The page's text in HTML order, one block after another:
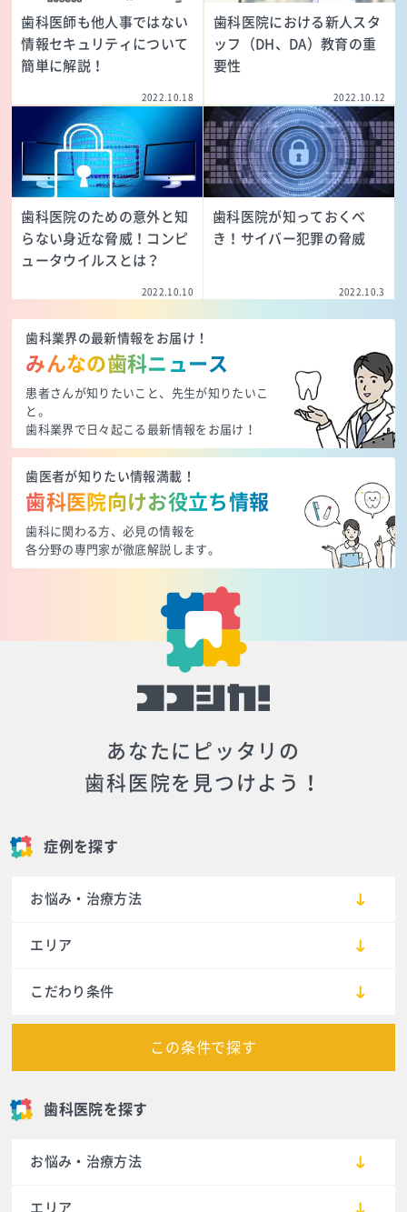
歯科医師も他人事ではない
情報セキュリティについて
簡単に解説！
2022.10.18
歯科医院における新人スタ
ッフ（DH、DA）教育の重
要性
2022.10.12
歯科医院のための意外と知
らない身近な脅威！コンピ
ュータウイルスとは？
2022.10.10
歯科医院が知っておくべ
き！サイバー犯罪の脅威
2022.10.3
歯科業界の最新情報をお届け！
みんなの歯科ニュース
患者さんが知りたいこと、先生が知りたいこ
と。
歯科業界で日々起こる最新情報をお届け！
歯医者が知りたい情報満載！
歯科医院向けお役立ち情報
歯科に関わる方、必見の情報を
各分野の専門家が徹底解説します。
あなたにピッタリの
歯科医院を見つけよう！
症例を探す
お悩み・治療方法
エリア
こだわり条件
この条件で探す
歯科医院を探す
お悩み・治療方法
エリア